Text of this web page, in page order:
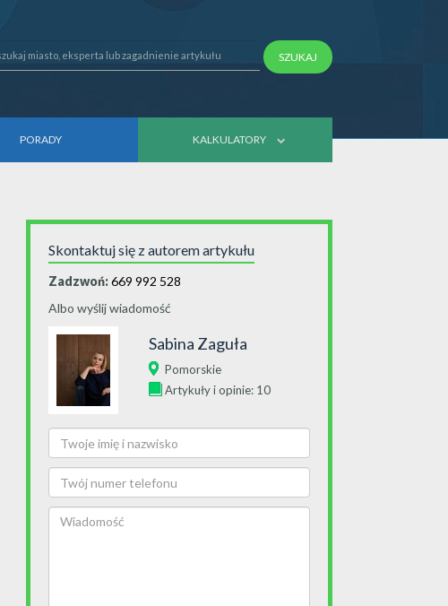
SZUKAJ
PORADY KALKULATORY
Skontaktuj się z autorem artykułu
Zadzwoń:669 992 528
Albo wyślij wiadomość
Sabina Zaguła
Pomorskie
Artykuły i opinie: 10